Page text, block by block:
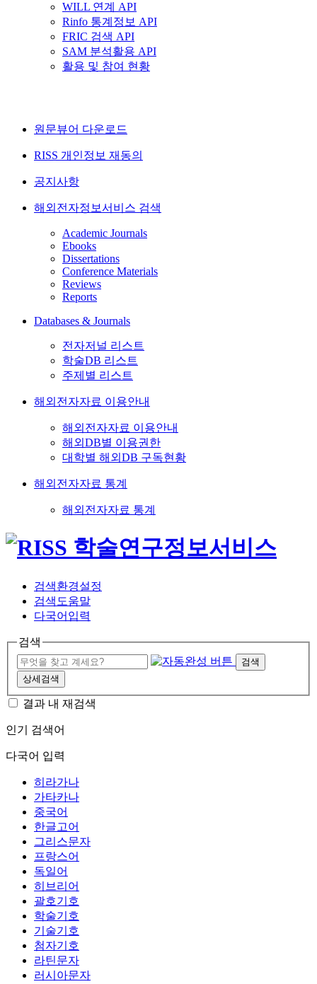
WILL 연계 API
Rinfo 통계정보 API
FRIC 검색 API
SAM 분석활용 API
활용 및 참여 현황
원문뷰어 다운로드
RISS 개인정보 재동의
공지사항
해외전자정보서비스 검색
Academic Journals
Ebooks
Dissertations
Conference Materials
Reviews
Reports
Databases & Journals
전자저널 리스트
학술DB 리스트
주제별 리스트
해외전자자료 이용안내
해외전자자료 이용안내
해외DB별 이용권한
대학별 해외DB 구독현황
해외전자자료 통계
해외전자자료 통계
검색환경설정
검색도움말
다국어입력
검색
검색
상세검색
결과 내 재검색
인기 검색어
다국어 입력
히라가나
가타카나
중국어
한글고어
그리스문자
프랑스어
독일어
히브리어
괄호기호
학술기호
기술기호
첨자기호
라틴문자
러시아문자